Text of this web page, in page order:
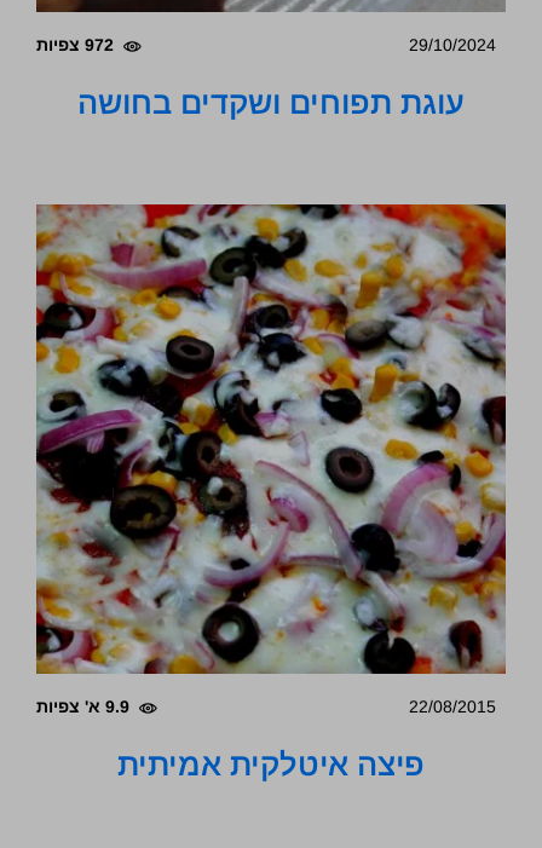
29/10/2024 972 צפיות
עוגת תפוחים ושקדים בחושה
22/08/2015 9.9 א' צפיות
פיצה איטלקית אמיתית